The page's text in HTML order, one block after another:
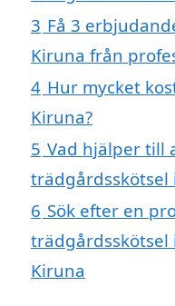
3 Få 3
Kiruna från
4 Hur mycket
Kiruna?
5 Vad hjälper till
trädgårdsskötsel
6 Sök efter en
trädgårdsskötsel
Kiruna